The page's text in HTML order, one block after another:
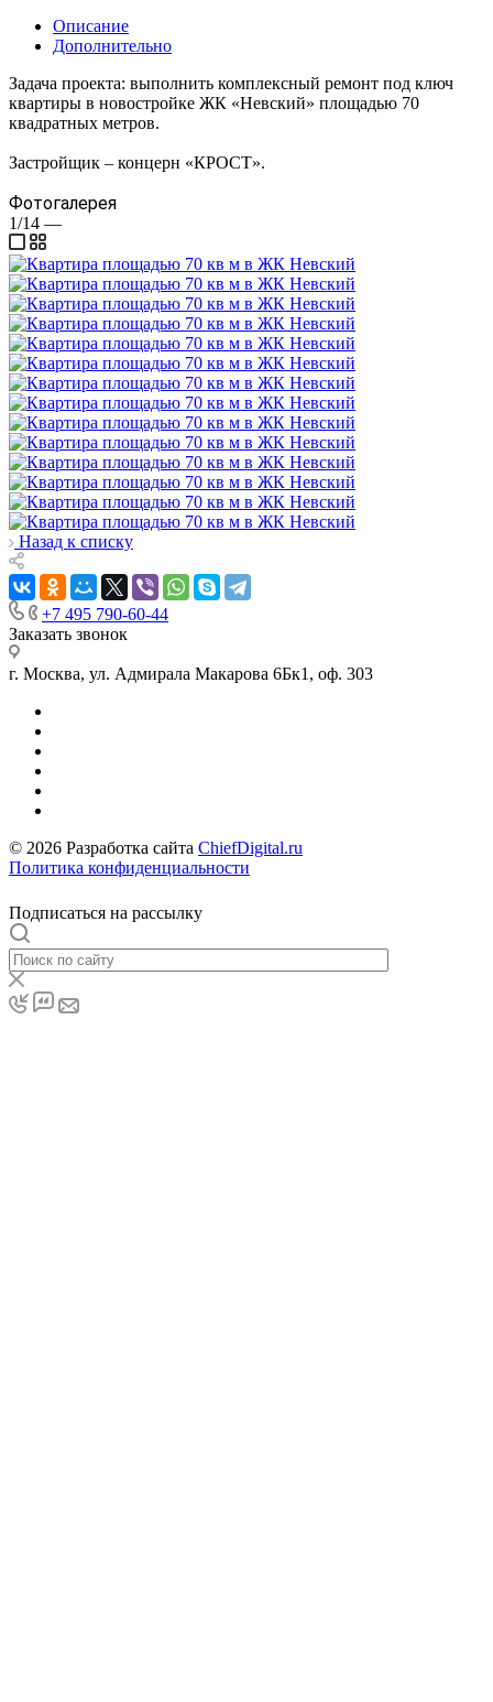
Описание
Дополнительно
Задача проекта: выполнить комплексный ремонт под ключ
квартиры в новостройке ЖК «Невский» площадью 70
квадратных метров.
Застройщик – концерн «КРОСТ».
Фотогалерея
1/14 —
Назад к списку
+7 495 790-60-44
Заказать звонок
г. Москва, ул. Адмирала Макарова 6Бк1, оф. 303
© 2026 Разработка сайта ChiefDigital.ru
Политика конфиденциальности
Подписаться на рассылку